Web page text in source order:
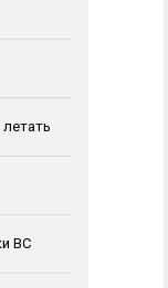
ВС